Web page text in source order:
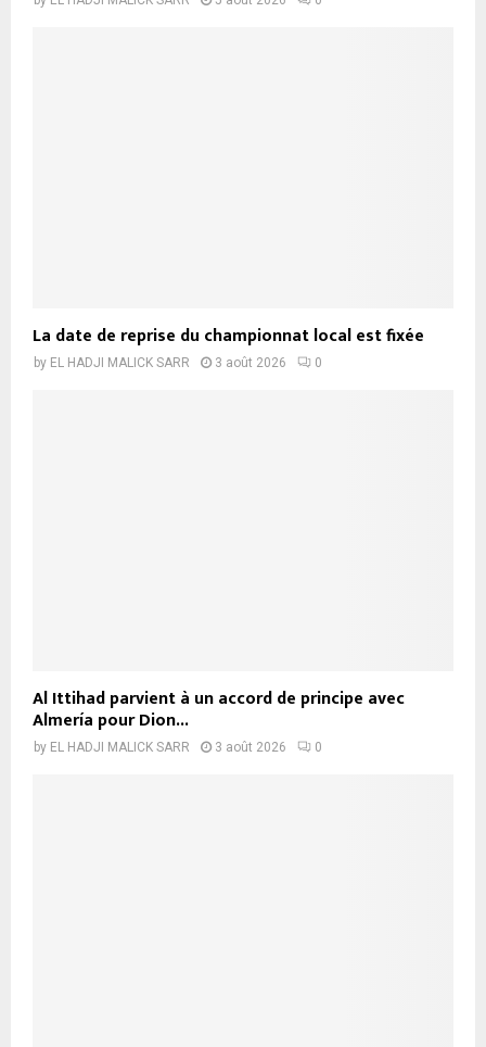
La date de reprise du championnat local est fixée
by EL HADJI MALICK SARR 3 août 2026 0
Al Ittihad parvient à un accord de principe avec
Almería pour Dion...
by EL HADJI MALICK SARR 3 août 2026 0